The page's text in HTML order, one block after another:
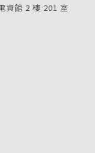
資館 2 樓 201 室